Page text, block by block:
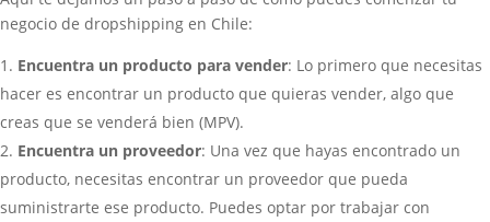
negocio de dropshipping en Chile:
Encuentra un producto para vender: Lo primero que necesitas
hacer es encontrar un producto que quieras vender, algo que
creas que se venderá bien (MPV).
Encuentra un proveedor: Una vez que hayas encontrado un
producto, necesitas encontrar un proveedor que pueda
suministrarte ese producto. Puedes optar por trabajar con